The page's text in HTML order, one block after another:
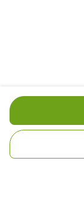
Handige
Met deze
altijd goed uit!
stijlvolle,